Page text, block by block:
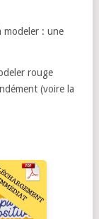
modeler : une
rouge
(voire la